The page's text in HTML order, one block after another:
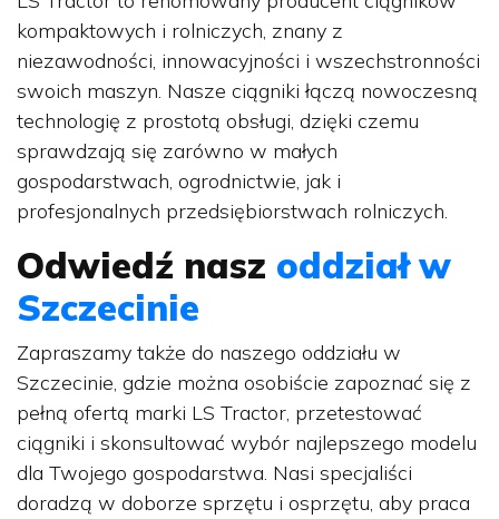
kompaktowych i rolniczych, znany z
niezawodności, innowacyjności i wszechstronności
swoich maszyn. Nasze ciągniki łączą nowoczesną
technologię z prostotą obsługi, dzięki czemu
sprawdzają się zarówno w małych
gospodarstwach, ogrodnictwie, jak i
profesjonalnych przedsiębiorstwach rolniczych.
Odwiedź nasz oddział w
Szczecinie
Zapraszamy także do naszego oddziału w
Szczecinie, gdzie można osobiście zapoznać się z
pełną ofertą marki LS Tractor, przetestować
ciągniki i skonsultować wybór najlepszego modelu
dla Twojego gospodarstwa. Nasi specjaliści
doradzą w doborze sprzętu i osprzętu, aby praca